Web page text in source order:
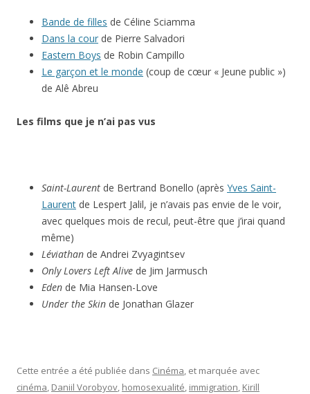
Bande de filles de Céline Sciamma
Dans la cour de Pierre Salvadori
Eastern Boys de Robin Campillo
Le garçon et le monde (coup de cœur « Jeune public »)
de Alê Abreu
Les films que je n’ai pas vus
Saint-Laurent de Bertrand Bonello (après Yves Saint-
Laurent de Lespert Jalil, je n’avais pas envie de le voir,
avec quelques mois de recul, peut-être que j’irai quand
même)
Léviathan de Andrei Zvyagintsev
Only Lovers Left Alive de Jim Jarmusch
Eden de Mia Hansen-Love
Under the Skin de Jonathan Glazer
Cette entrée a été publiée dans Cinéma, et marquée avec
cinéma, Daniil Vorobyov, homosexualité, immigration, Kirill